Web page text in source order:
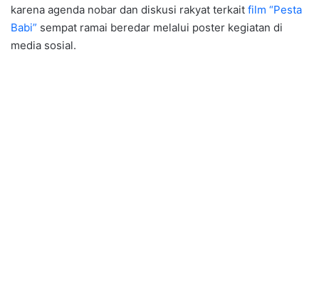
karena agenda nobar dan diskusi rakyat terkait film “Pesta
Babi” sempat ramai beredar melalui poster kegiatan di
media sosial.